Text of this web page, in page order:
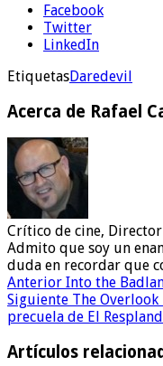
Facebook
Twitter
LinkedIn
EtiquetasDaredevil
Acerca de Rafael
Crítico de cine,
Admito que soy un
duda en recordar que
Anterior Into the
Siguiente The
precuela de El
Artículos